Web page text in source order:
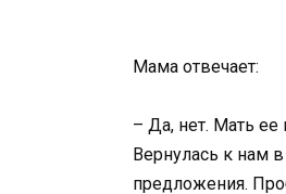
Мама отвечает:
– Да, нет. Мать ее
Вернулась к нам
предложения.